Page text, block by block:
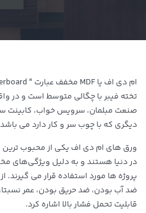
تخته فیبر با چگالی متوسط است و در
صنعت مبلمان، سرویس خواب، کابینت
دیگری که با چوب سر و کار دارد می
ورق های ام دی اف یکی از محبوب
در دنیا هستند و به دلیل ویژگی‌های
پروژه ها مورد استفاده قرار می گیرند.
ضد آب بودن، ضد حریق بودن، عمر
قابلیت تحمل فشار بالا اشاره کرد.